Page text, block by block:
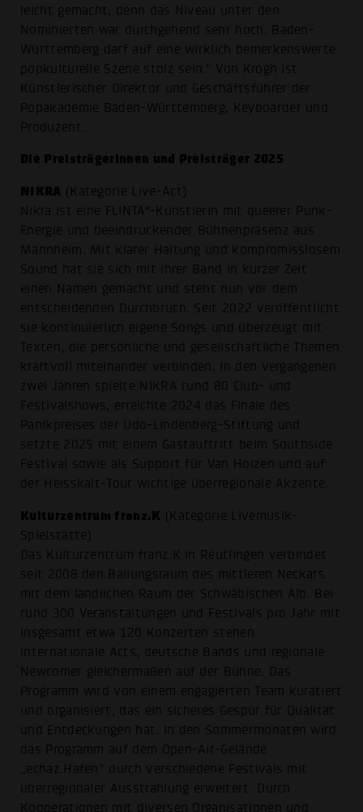
leicht gemacht, denn das Niveau unter den
Nominierten war durchgehend sehr hoch. Baden-
Württemberg darf auf eine wirklich bemerkenswerte
popkulturelle Szene stolz sein.“ Von Krogh ist
Künstlerischer Direktor und Geschäftsführer der
Popakademie Baden-Württemberg, Keyboarder und
Produzent.
Die Preisträgerinnen und Preisträger 2025
NIKRA (Kategorie Live-Act)
Nikra ist eine FLINTA*-Künstlerin mit queerer Punk-
Energie und beeindruckender Bühnenpräsenz aus
Mannheim. Mit klarer Haltung und kompromisslosem
Sound hat sie sich mit ihrer Band in kurzer Zeit
einen Namen gemacht und steht nun vor dem
entscheidenden Durchbruch. Seit 2022 veröffentlicht
sie kontinuierlich eigene Songs und überzeugt mit
Texten, die persönliche und gesellschaftliche Themen
kraftvoll miteinander verbinden. In den vergangenen
zwei Jahren spielte NIKRA rund 80 Club- und
Festivalshows, erreichte 2024 das Finale des
Panikpreises der Udo-Lindenberg-Stiftung und
setzte 2025 mit einem Gastauftritt beim Southside
Festival sowie als Support für Van Holzen und auf
der Heisskalt-Tour wichtige überregionale Akzente.
Kulturzentrum franz.K (Kategorie Livemusik-
Spielstätte)
Das Kulturzentrum franz.K in Reutlingen verbindet
seit 2008 den Ballungsraum des mittleren Neckars
mit dem ländlichen Raum der Schwäbischen Alb. Bei
rund 300 Veranstaltungen und Festivals pro Jahr mit
insgesamt etwa 120 Konzerten stehen
internationale Acts, deutsche Bands und regionale
Newcomer gleichermaßen auf der Bühne. Das
Programm wird von einem engagierten Team kuratiert
und organisiert, das ein sicheres Gespür für Qualität
und Entdeckungen hat. In den Sommermonaten wird
das Programm auf dem Open-Air-Gelände
„echaz.Hafen” durch verschiedene Festivals mit
überregionaler Ausstrahlung erweitert. Durch
Kooperationen mit diversen Organisationen und